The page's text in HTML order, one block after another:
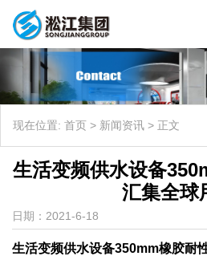
现在位置: 首页 > 新闻资讯 > 正文
生活变频供水设备
汇集全球
日期：2021-6-18
生活变频供水设备350mm橡胶耐